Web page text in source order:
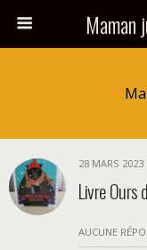
Maman
28 MARS 2023
Livre Ours
AUCUNE